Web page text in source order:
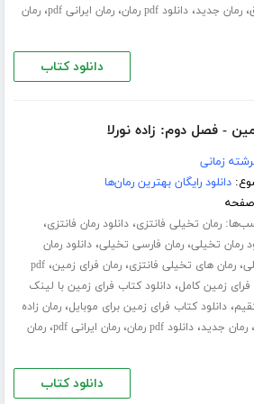
،رمان جدید،دانلود pdf رمان ،رمان ایرانی pdf ،رمان
دانلود کتاب
- فصل دوم: زاده نورلا
زمانی
دانلود رایگان بهترین رمان‌ها
رمان تخیلی فانتزی،دانلود رمان فانتزی،
رمان تخیلی،رمان فارسی تخیلی،دانلود رمان
،رمان های تخیلی فانتزی،رمان فرای زمین،pdf
فرای زمین کامل،دانلود کتاب فرای زمین با لینک
،دانلود کتاب فرای زمین برای موبایل،رمان زاده
،رمان جدید،دانلود pdf رمان ،رمان ایرانی pdf ،رمان
دانلود کتاب